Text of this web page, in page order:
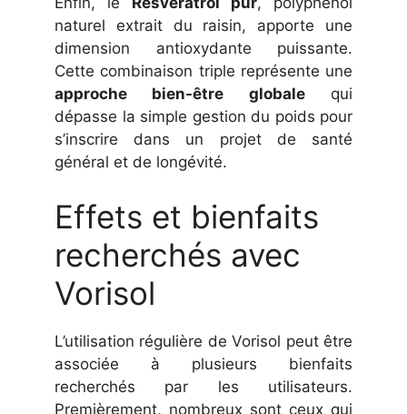
naturel extrait du raisin, apporte une
dimension antioxydante puissante.
Cette combinaison triple représente une
approche bien-être globalequi
dépasse la simple gestion du poids pour
s’inscrire dans un projet de santé
général et de longévité.
Effets et bienfaits
recherchés avec
Vorisol
L’utilisation régulière de Vorisol peut être
associée à plusieurs bienfaits
recherchés par les utilisateurs.
Premièrement, nombreux sont ceux qui